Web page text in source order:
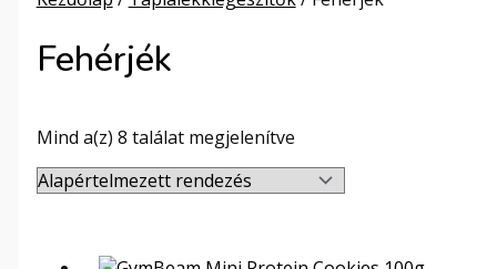
Fehérjék
Mind a(z) 8 találat megjelenítve